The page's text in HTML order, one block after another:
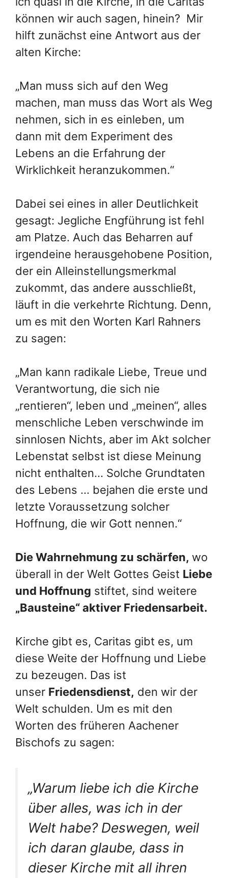
können wir auch sagen, hinein? Mir
hilft zunächst eine Antwort aus der
alten Kirche:
„Man muss sich auf den Weg
machen, man muss das Wort als Weg
nehmen, sich in es einleben, um
dann mit dem Experiment des
Lebens an die Erfahrung der
Wirklichkeit heranzukommen.“
Dabei sei eines in aller Deutlichkeit
gesagt: Jegliche Engführung ist fehl
am Platze. Auch das Beharren auf
irgendeine herausgehobene Position,
der ein Alleinstellungsmerkmal
zukommt, das andere ausschließt,
läuft in die verkehrte Richtung. Denn,
um es mit den Worten Karl Rahners
zu sagen:
„Man kann radikale Liebe, Treue und
Verantwortung, die sich nie
„rentieren“, leben und „meinen“, alles
menschliche Leben verschwinde im
sinnlosen Nichts, aber im Akt solcher
Lebenstat selbst ist diese Meinung
nicht enthalten… Solche Grundtaten
des Lebens … bejahen die erste und
letzte Voraussetzung solcher
Hoffnung, die wir Gott nennen.“
Die Wahrnehmung zu schärfen, wo
überall in der Welt Gottes Geist Liebe
und Hoffnung stiftet, sind weitere
„Bausteine“ aktiver Friedensarbeit.
Kirche gibt es, Caritas gibt es, um
diese Weite der Hoffnung und Liebe
zu bezeugen. Das ist
unser Friedensdienst, den wir der
Welt schulden. Um es mit den
Worten des früheren Aachener
Bischofs zu sagen:
„Warum liebe ich die Kirche
über alles, was ich in der
Welt habe? Deswegen, weil
ich daran glaube, dass in
dieser Kirche mit all ihren